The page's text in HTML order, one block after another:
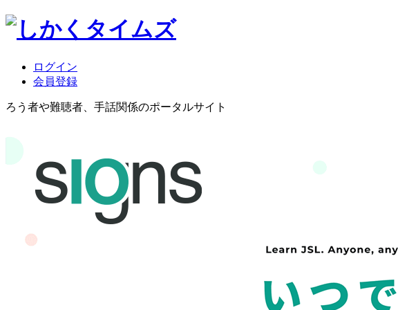
ログイン
会員登録
ろう者や難聴者、手話関係のポータルサイト